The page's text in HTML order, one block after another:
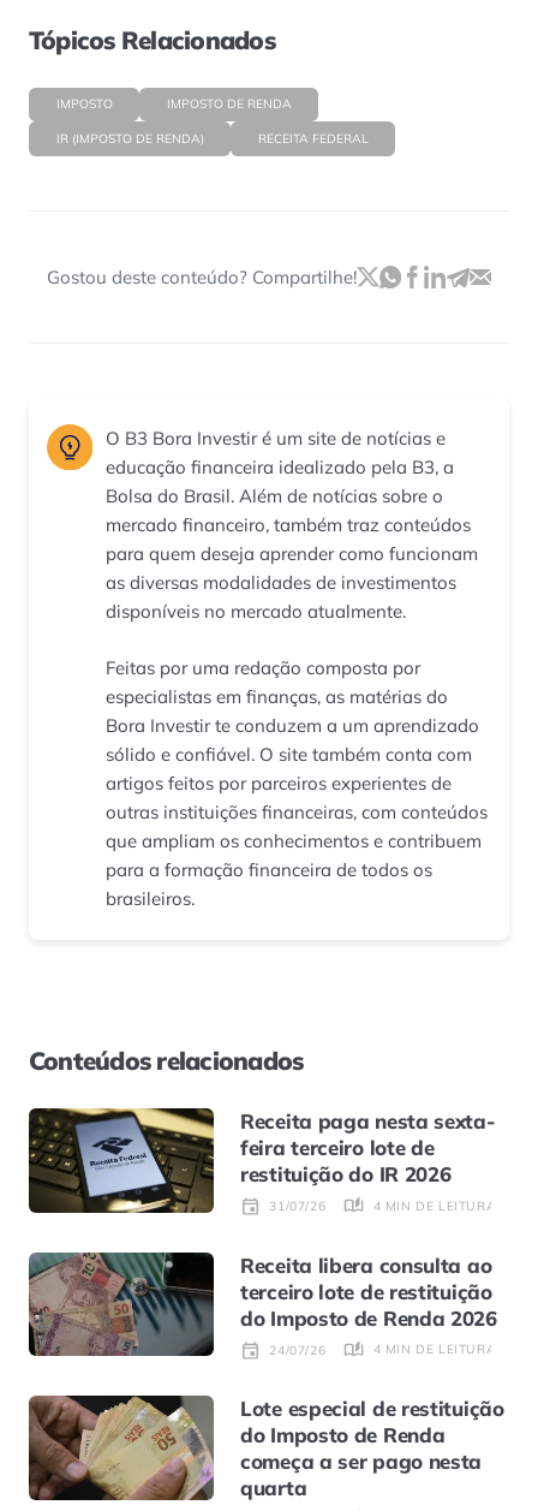
Tópicos Relacionados
IMPOSTO IMPOSTO DE RENDA
IR (IMPOSTO DE RENDA) RECEITA FEDERAL
Gostou deste conteúdo? Compartilhe!
O B3 Bora Investir é um site de notícias e
educação financeira idealizado pela B3, a
Bolsa do Brasil. Além de notícias sobre o
mercado financeiro, também traz conteúdos
para quem deseja aprender como funcionam
as diversas modalidades de investimentos
disponíveis no mercado atualmente.
Feitas por uma redação composta por
especialistas em finanças, as matérias do
Bora Investir te conduzem a um aprendizado
sólido e confiável. O site também conta com
artigos feitos por parceiros experientes de
outras instituições financeiras, com conteúdos
que ampliam os conhecimentos e contribuem
para a formação financeira de todos os
brasileiros.
Conteúdos relacionados
Receita paga nesta sexta-
feira terceiro lote de
restituição do IR 2026
31/07/26 4 MIN DE LEITURA
Receita libera consulta ao
terceiro lote de restituição
do Imposto de Renda 2026
24/07/26 4 MIN DE LEITURA
Lote especial de restituição
do Imposto de Renda
começa a ser pago nesta
quarta